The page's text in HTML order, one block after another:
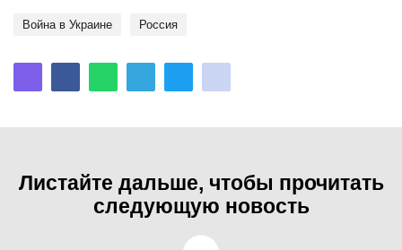
Война в Украине Россия
Листайте дальше, чтобы прочитать
следующую новость